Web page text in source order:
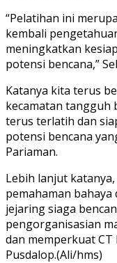
“Pelatihan ini
kembali
meningkatkan
potensi bencana,”
Katanya kita terus
kecamatan tangguh
terus terlatih dan
potensi bencana
Pariaman.
Lebih lanjut
pemahaman
jejaring siaga
pengorganisasian
dan memperkuat CT
Pusdalop.(Ali/hms)